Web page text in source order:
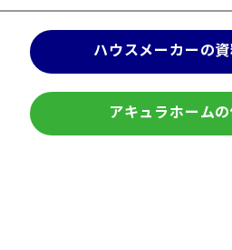
ハウスメーカーの
アキュラホーム